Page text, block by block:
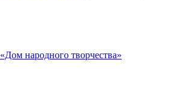
«Дом народного творчества»